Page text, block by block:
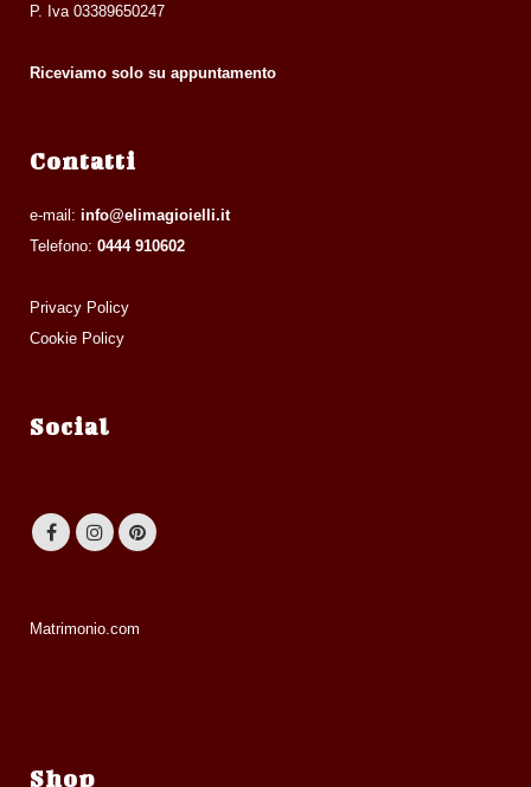
P. Iva 03389650247
Riceviamo solo su appuntamento
Contatti
e-mail: info@elimagioielli.it
Telefono: 0444 910602
Privacy Policy
Cookie Policy
Social
Matrimonio.com
Shop